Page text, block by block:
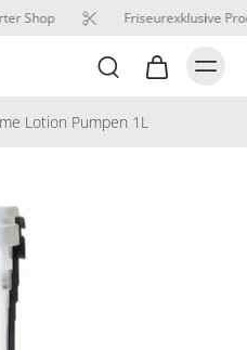
Shop Friseurexklusive
Lotion Pumpen 1L